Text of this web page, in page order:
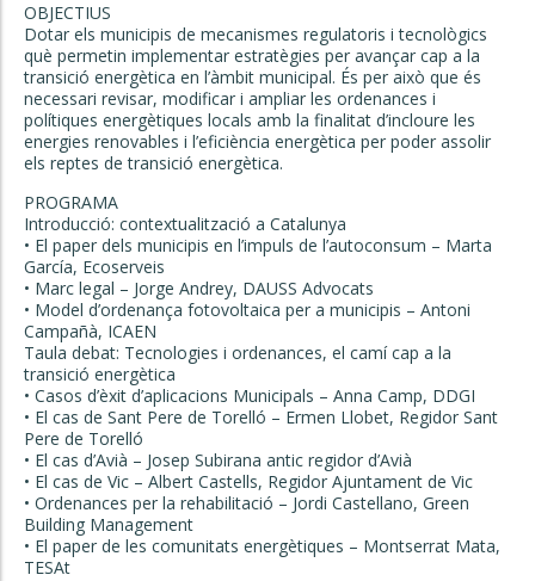
OBJECTIUS
Dotar els municipis de mecanismes regulatoris i tecnològics
què permetin implementar estratègies per avançar cap a la
transició energètica en l’àmbit municipal. És per això que és
necessari revisar, modificar i ampliar les ordenances i
polítiques energètiques locals amb la finalitat d’incloure les
energies renovables i l’eficiència energètica per poder assolir
els reptes de transició energètica.
PROGRAMA
Introducció: contextualització a Catalunya
• El paper dels municipis en l’impuls de l’autoconsum – Marta
García, Ecoserveis
• Marc legal – Jorge Andrey, DAUSS Advocats
• Model d’ordenança fotovoltaica per a municipis – Antoni
Campañà, ICAEN
Taula debat: Tecnologies i ordenances, el camí cap a la
transició energètica
• Casos d’èxit d’aplicacions Municipals – Anna Camp, DDGI
• El cas de Sant Pere de Torelló – Ermen Llobet, Regidor Sant
Pere de Torelló
• El cas d’Avià – Josep Subirana antic regidor d’Avià
• El cas de Vic – Albert Castells, Regidor Ajuntament de Vic
• Ordenances per la rehabilitació – Jordi Castellano, Green
Building Management
• El paper de les comunitats energètiques – Montserrat Mata,
TESAt